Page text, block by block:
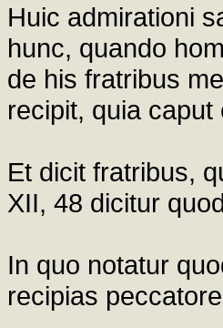
Huic admirationi
hunc, quando
de his fratribus
recipit, quia
Et dicit fratribus,
XII, 48 dicitur
In quo notatur
recipias